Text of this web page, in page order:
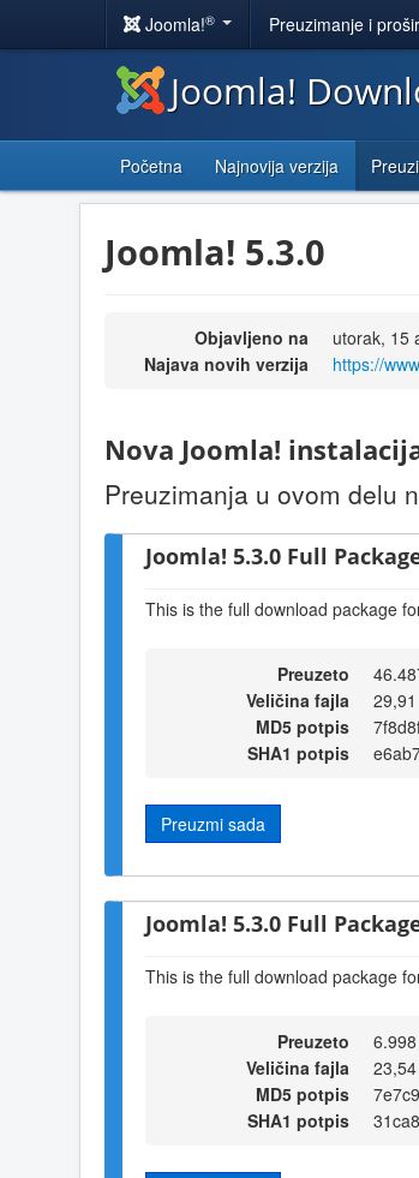
Joomla!® Preuzimanje i
Joomla!
Početna Najnovija verzija
Joomla! 5.3.0
Objavljeno na
utorak, 15
Najava novih verzija
https://
Nova Joomla!
Preuzimanja u ovom delu
Joomla! 5.3.0 Full
This is the full download package
Preuzeto
Veličina fajla
MD5 potpis
SHA1 potpis
Preuzmi sada
Joomla! 5.3.0 Full
This is the full download package
Preuzeto
Veličina fajla
MD5 potpis
SHA1 potpis